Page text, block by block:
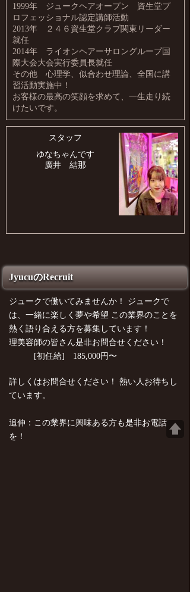
1999年 ジュークヘアオープン 資生堂プ
ロフェッショナル認定講師活動
2013年 ２４６資生堂クラブ関東リーダー
就任
2014年 ライオンヘアーサロングループ国
際大会大会実行委員長就任
その他 心理学、似合わせ理論、全国に講
習活動実施中！
お客様の最高の笑顔を求めて、一生走り続
けたいです。
スタッフ
ゆなちゃんです
廣井 結那
JyucuのRecruit
ジュークで働いてみませんか！ ジュークで
は、一緒に楽しく夢や希望 この業界のことを
熱く語り合える方を募集しています！
理美容師の皆さん是非お問合せください！
[初任給] 185,000円〜
詳しくはお問合せください！ 熱い人お待ちし
ています。
追伸：この業界に興味ある方も是非お電話
を！